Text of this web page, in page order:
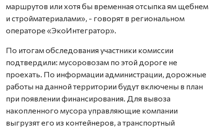
маршрутов или хотя бы временная отсыпка ям щебнем
и стройматериалами», - говорят в региональном
операторе «ЭкоИнтегратор».
По итогам обследования участники комиссии
подтвердили: мусоровозам по этой дороге не
проехать. По информации администрации, дорожные
работы на данной территории будут включены в план
при появлении финансирования. Для вывоза
накопленного мусора управляющие компании
выгрузят его из контейнеров, а транспортный